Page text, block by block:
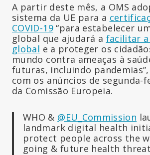
A partir deste mês, a OMS
sistema da UE para a
COVID-19“para estabelecer
global que ajudará a facilitar
global e a proteger os
mundo contra ameaças à
futuras, incluindo
com os anúncios de segunda-
da Comissão Europeia.
WHO & @EU_Commission
landmark digital health
protect people across the
going & future health